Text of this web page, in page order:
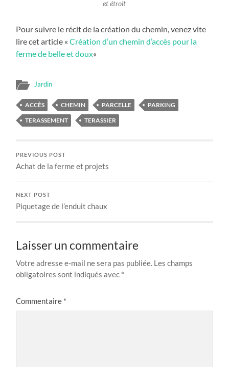
et étroit
Pour suivre le récit de la création du chemin, venez vite
lire cet article «Création d’un chemin d’accès pour la
ferme de belle et doux«
Jardin
ACCÈS CHEMIN PARCELLE
PARKING
TERASSEMENT
TERASSIER
PREVIOUS POST
Achat de la ferme et projets
NEXT POST
Piquetage de l’enduit chaux
Laisser un commentaire
Votre adresse e-mail ne sera pas publiée. Les champs
obligatoires sont indiqués avec *
Commentaire *